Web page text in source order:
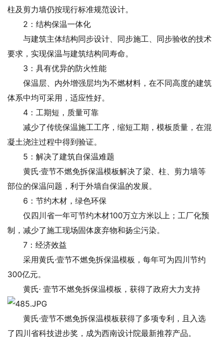
柱及剪力墙仍按现行标准规范设计。
2：结构保温一体化
与建筑主体结构同步设计、同步施工、同步验收的技术
要求，实现保温与建筑结构同寿命。
3：具有优异的防火性能
保温层、内外增强层均为不燃材料，在不同高度的建筑
体系中均可采用，适应性好。
4：工期短，质量可靠
减少了传统保温施工工序，缩短工期，模板质量，在混
凝土浇注过程中得到验证。
5：解决了建筑自保温难题
黄氏·壹节不燃免拆保温模板解决了梁、柱、剪力墙等
部位的保温问题，利于外墙自保温的发展。
6：节约木材，绿色环保
仅四川省一年可节约木材100万立方米以上；工厂化预
制，减少了施工现场固体废弃物和扬尘污染。
7：经济效益
采用黄氏·壹节不燃免拆保温模板，每年可为四川节约
300亿元。
黄氏· 壹节不燃免拆保温模板，获得了政府大力支持
黄氏·壹节不燃免拆保温模板获得了多项专利，且入选
了四川省科技进步奖，成为西南设计院最新推荐产品。